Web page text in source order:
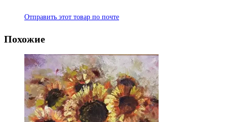
Отправить этот товар по почте
Похожие